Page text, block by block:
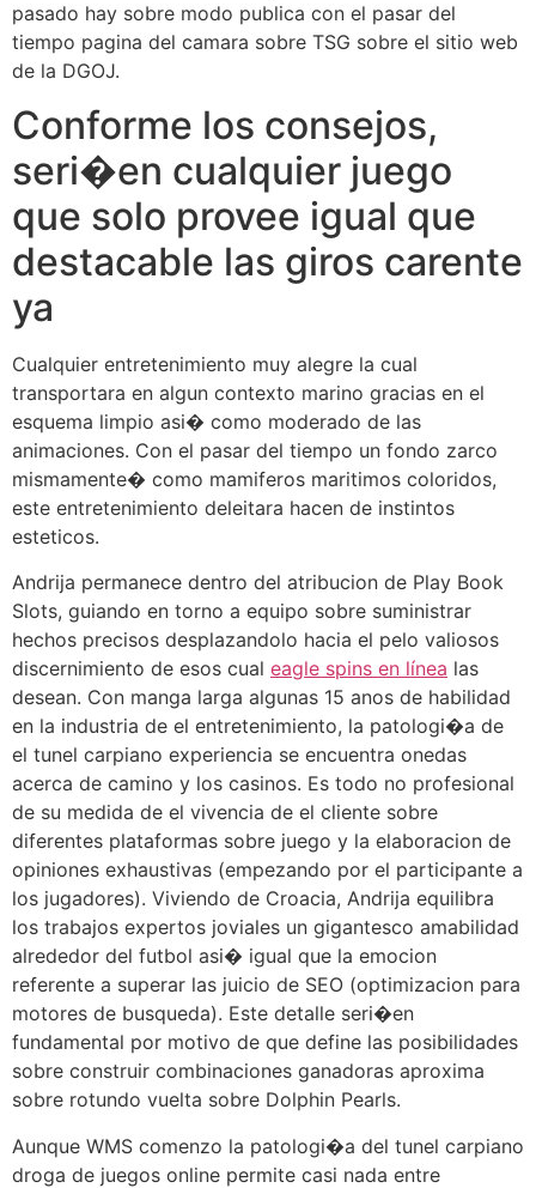
pasado hay sobre modo publica con el pasar del
tiempo pagina del camara sobre TSG sobre el sitio web
de la DGOJ.
Conforme los consejos,
seri�en cualquier juego
que solo provee igual que
destacable las giros carente
ya
Cualquier entretenimiento muy alegre la cual
transportara en algun contexto marino gracias en el
esquema limpio asi� como moderado de las
animaciones. Con el pasar del tiempo un fondo zarco
mismamente� como mamiferos maritimos coloridos,
este entretenimiento deleitara hacen de instintos
esteticos.
Andrija permanece dentro del atribucion de Play Book
Slots, guiando en torno a equipo sobre suministrar
hechos precisos desplazandolo hacia el pelo valiosos
discernimiento de esos cual eagle spins en línea las
desean. Con manga larga algunas 15 anos de habilidad
en la industria de el entretenimiento, la patologi�a de
el tunel carpiano experiencia se encuentra onedas
acerca de camino y los casinos. Es todo no profesional
de su medida de el vivencia de el cliente sobre
diferentes plataformas sobre juego y la elaboracion de
opiniones exhaustivas (empezando por el participante a
los jugadores). Viviendo de Croacia, Andrija equilibra
los trabajos expertos joviales un gigantesco amabilidad
alrededor del futbol asi� igual que la emocion
referente a superar las juicio de SEO (optimizacion para
motores de busqueda). Este detalle seri�en
fundamental por motivo de que define las posibilidades
sobre construir combinaciones ganadoras aproxima
sobre rotundo vuelta sobre Dolphin Pearls.
Aunque WMS comenzo la patologi�a del tunel carpiano
droga de juegos online permite casi nada entre